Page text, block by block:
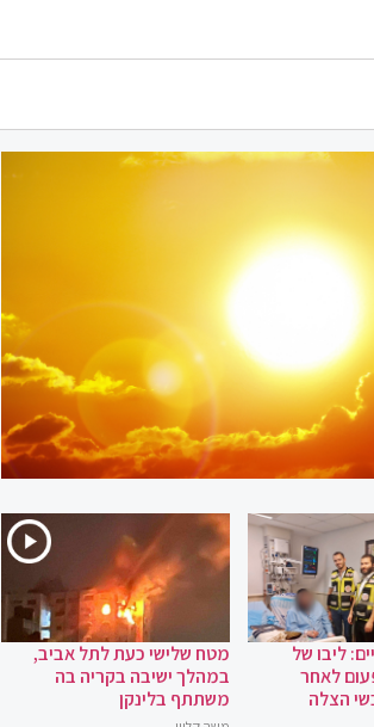
ליבו של
לאחר
הצלה
מטח שלישי כעת לתל אביב,
במהלך ישיבה בקריה בה
משתתף בלינקן